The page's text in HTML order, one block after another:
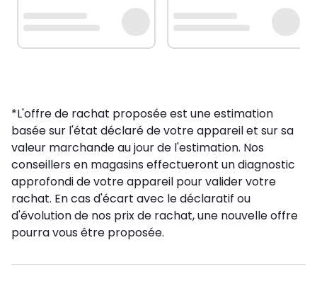
*L'offre de rachat proposée est une estimation
basée sur l'état déclaré de votre appareil et sur sa
valeur marchande au jour de l'estimation. Nos
conseillers en magasins effectueront un diagnostic
approfondi de votre appareil pour valider votre
rachat. En cas d'écart avec le déclaratif ou
d'évolution de nos prix de rachat, une nouvelle offre
pourra vous être proposée.